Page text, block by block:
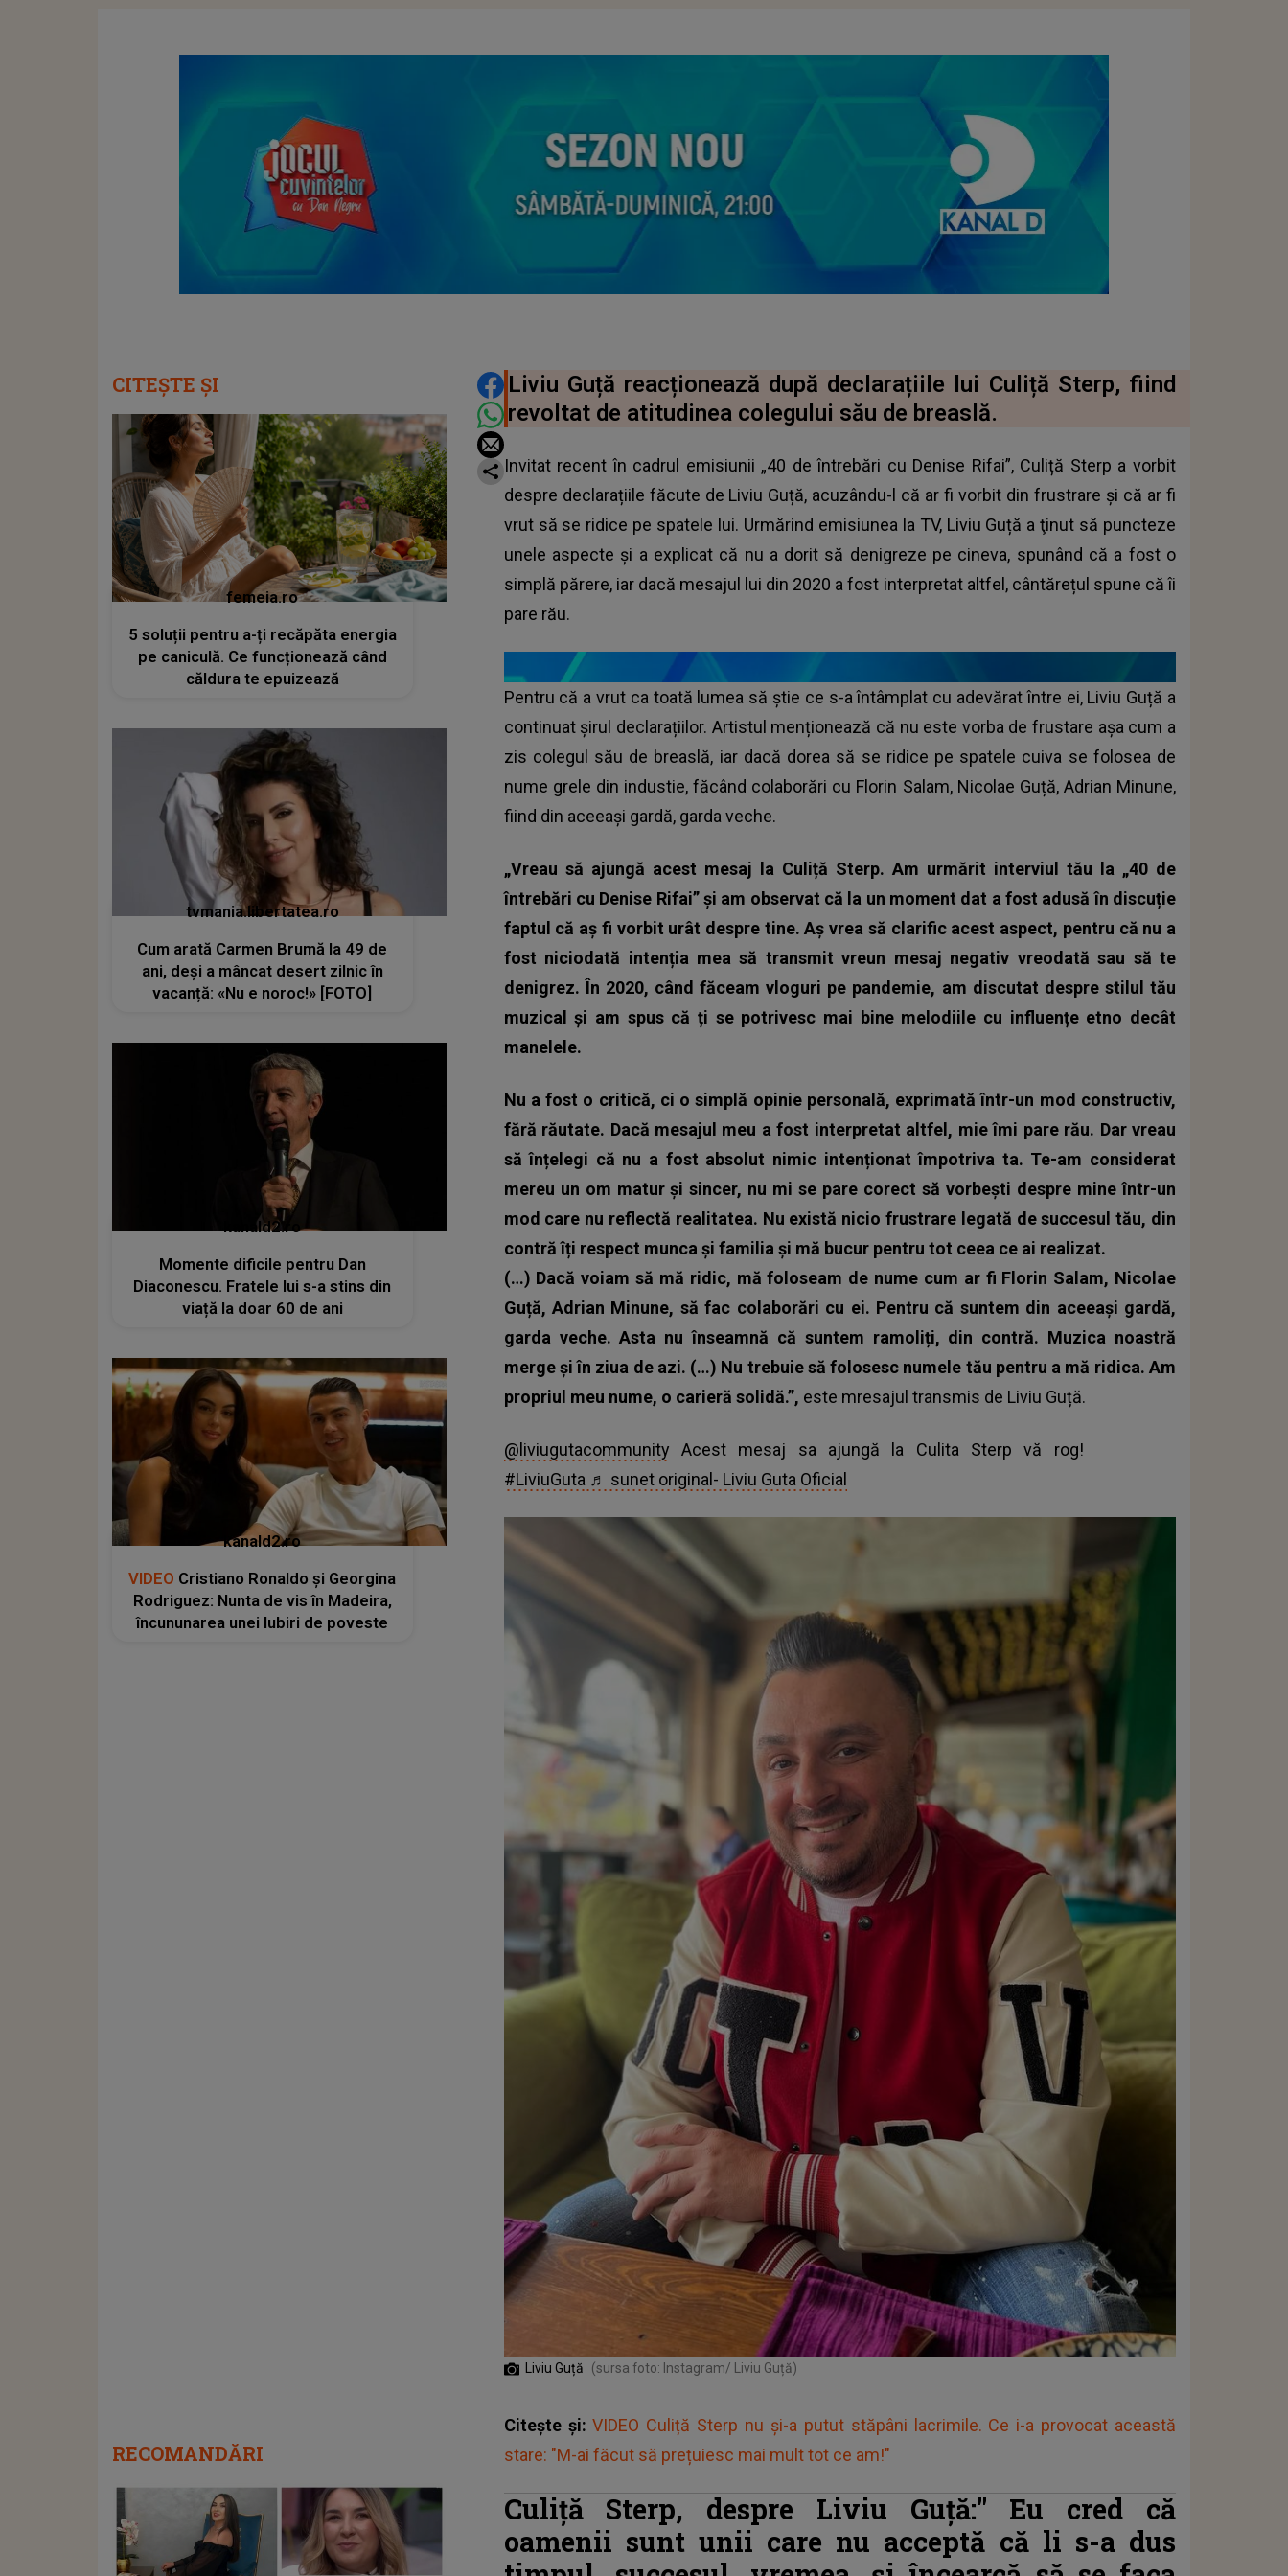
DISTRIBUIE ARTICOLUL
Liviu Guță reacționează după declarațiile lui Culiță Sterp, fiind
revoltat de atitudinea colegului său de breaslă.
Invitat recent în cadrul emisiunii „40 de întrebări cu Denise Rifai”, Culiță Sterp a vorbit
despre declarațiile făcute de Liviu Guță, acuzându-l că ar fi vorbit din frustrare și că ar fi
vrut să se ridice pe spatele lui. Urmărind emisiunea la TV, Liviu Guță a ţinut să puncteze
unele aspecte şi a explicat că nu a dorit să denigreze pe cineva, spunând că a fost o
simplă părere, iar dacă mesajul lui din 2020 a fost interpretat altfel, cântărețul spune că îi
pare rău.
Pentru că a vrut ca toată lumea să ştie ce s-a întâmplat cu adevărat între ei, Liviu Guță a
continuat şirul declarațiilor. Artistul menționează că nu este vorba de frustare așa cum a
zis colegul său de breaslă, iar dacă dorea să se ridice pe spatele cuiva se folosea de
nume grele din industie, făcând colaborări cu Florin Salam, Nicolae Guță, Adrian Minune,
fiind din aceeaşi gardă, garda veche.
„Vreau să ajungă acest mesaj la Culiță Sterp. Am urmărit interviul tău la „40 de
întrebări cu Denise Rifai” şi am observat că la un moment dat a fost adusă în discuție
faptul că aș fi vorbit urât despre tine. Aş vrea să clarific acest aspect, pentru că nu a
fost niciodată intenția mea să transmit vreun mesaj negativ vreodată sau să te
denigrez. În 2020, când făceam vloguri pe pandemie, am discutat despre stilul tău
muzical și am spus că ți se potrivesc mai bine melodiile cu influențe etno decât
manelele.
Nu a fost o critică, ci o simplă opinie personală, exprimată într-un mod constructiv,
fără răutate. Dacă mesajul meu a fost interpretat altfel, mie îmi pare rău. Dar vreau
să înțelegi că nu a fost absolut nimic intenționat împotriva ta. Te-am considerat
mereu un om matur și sincer, nu mi se pare corect să vorbeşti despre mine într-un
mod care nu reflectă realitatea. Nu există nicio frustrare legată de succesul tău, din
contră îți respect munca și familia și mă bucur pentru tot ceea ce ai realizat.
(…) Dacă voiam să mă ridic, mă foloseam de nume cum ar fi Florin Salam, Nicolae
Guță, Adrian Minune, să fac colaborări cu ei. Pentru că suntem din aceeaşi gardă,
garda veche. Asta nu înseamnă că suntem ramoliți, din contră. Muzica noastră
merge și în ziua de azi. (…) Nu trebuie să folosesc numele tău pentru a mă ridica. Am
propriul meu nume, o carieră solidă.”, este mresajul transmis de Liviu Guță.
@liviugutacommunity Acest mesaj sa ajungă la Culita Sterp vă rog!
#LiviuGuta ♬ sunet original- Liviu Guta Oficial
Liviu Guță (sursa foto: Instagram/ Liviu Guță)
Citește și:VIDEO Culiță Sterp nu şi-a putut stăpâni lacrimile. Ce i-a provocat această
stare: "M-ai făcut să prețuiesc mai mult tot ce am!"
Culiță Sterp, despre Liviu Guță:" Eu cred că
oamenii sunt unii care nu acceptă că li s-a dus
CITEȘTE ȘI
femeia.ro
5 soluții pentru a-ți recăpăta energia
pe caniculă. Ce funcționează când
căldura te epuizează
tvmania.libertatea.ro
Cum arată Carmen Brumă la 49 de
ani, deși a mâncat desert zilnic în
vacanță: «Nu e noroc!» [FOTO]
kanald2.ro
Momente dificile pentru Dan
Diaconescu. Fratele lui s-a stins din
viață la doar 60 de ani
kanald2.ro
VIDEO Cristiano Ronaldo și Georgina
Rodriguez: Nunta de vis în Madeira,
încununarea unei Iubiri de poveste
RECOMANDĂRI